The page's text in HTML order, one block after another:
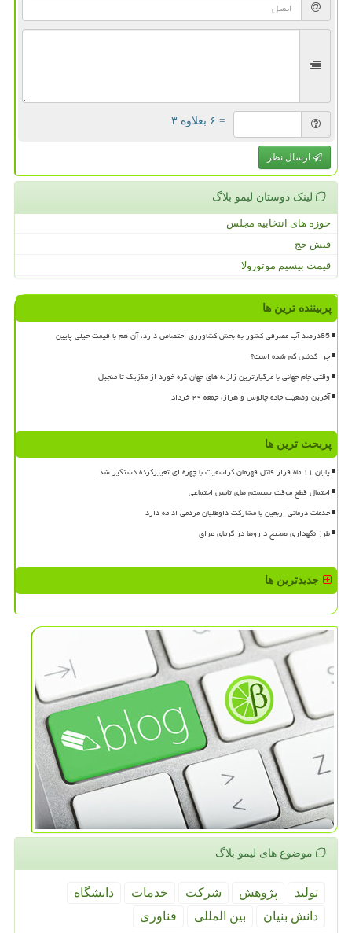
= ۶ بعلاوه ۳
ارسال نظر
لینک دوستان لیمو بلاگ
حوزه های انتخابیه مجلس
فیش حج
قیمت بیسیم موتورولا
پربیننده ترین ها
85درصد آب مصرفی کشور به بخش کشاورزی اختصاص دارد، آن هم با قیمت خیلی پایین
چرا کدئین کم شده است؟
وقتی جام جهانی با مرگبارترین زلزله های جهان گره خورد از مکزیک تا منجیل
آخرین وضعیت جاده چالوس و هراز، جمعه ۲۹ خرداد
پربحث ترین ها
پایان ۱۱ ماه فرار قاتل قهرمان کراسفیت با چهره ای تغییرکرده دستگیر شد
احتمال قطع موقت سیستم های تامین اجتماعی
خدمات درمانی اربعین با مشارکت داوطلبان مردمی ادامه دارد
طرز نگهداری صحیح داروها در گرمای عراق
جدیدترین ها
موضوع های لیمو بلاگ
تولید پژوهش شركت خدمات
دانشگاه
دانش بنیان
بین المللی فناوری